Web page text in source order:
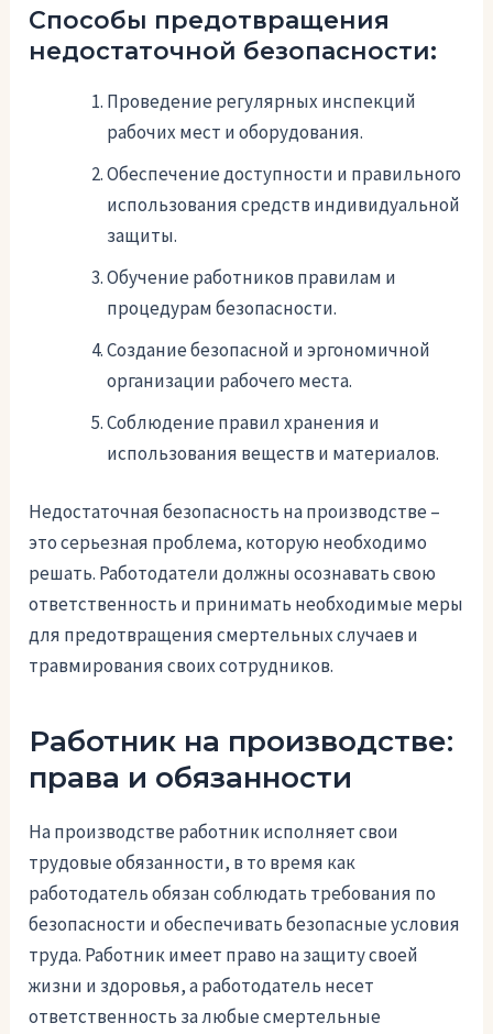
Способы предотвращения
недостаточной безопасности:
Проведение регулярных инспекций
рабочих мест и оборудования.
Обеспечение доступности и правильного
использования средств индивидуальной
защиты.
Обучение работников правилам и
процедурам безопасности.
Создание безопасной и эргономичной
организации рабочего места.
Соблюдение правил хранения и
использования веществ и материалов.
Недостаточная безопасность на производстве –
это серьезная проблема, которую необходимо
решать. Работодатели должны осознавать свою
ответственность и принимать необходимые меры
для предотвращения смертельных случаев и
травмирования своих сотрудников.
Работник на производстве:
права и обязанности
На производстве работник исполняет свои
трудовые обязанности, в то время как
работодатель обязан соблюдать требования по
безопасности и обеспечивать безопасные условия
труда. Работник имеет право на защиту своей
жизни и здоровья, а работодатель несет
ответственность за любые смертельные